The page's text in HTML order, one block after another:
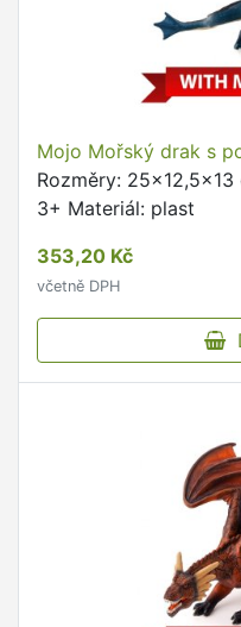
Mojo Mořský drak s
Rozměry:
3+ Materiál: plast
353,20 Kč
včetně DPH